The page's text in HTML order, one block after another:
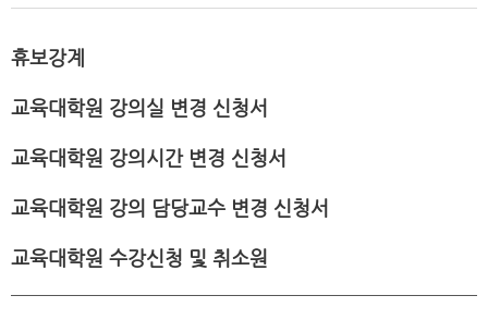
휴보강계
교육대학원 강의실 변경 신청서
교육대학원 강의시간 변경 신청서
교육대학원 강의 담당교수 변경 신청서
교육대학원 수강신청 및 취소원